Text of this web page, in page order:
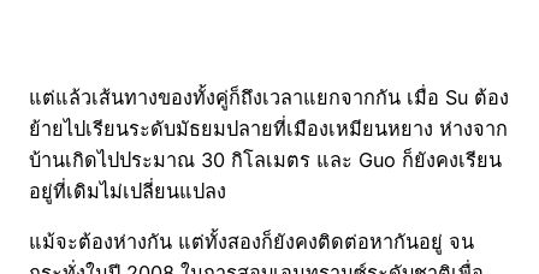
แต่แล้วเส้นทางของทั้งคู่ก็ถึงเวลาแยกจากกัน เมื่อ Su ต้อง
ย้ายไปเรียนระดับมัธยมปลายที่เมืองเหมียนหยาง ห่างจาก
บ้านเกิดไปประมาณ 30 กิโลเมตร และ Guo ก็ยังคงเรียน
อยู่ที่เดิมไม่เปลี่ยนแปลง
แม้จะต้องห่างกัน แต่ทั้งสองก็ยังคงติดต่อหากันอยู่ จน